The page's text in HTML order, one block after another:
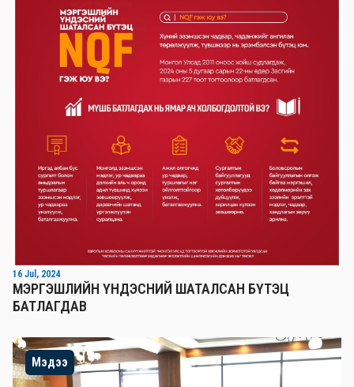
16 Jul, 2024
МЭРГЭШЛИЙН ҮНДЭСНИЙ ШАТАЛСАН БҮТЭЦ
БАТЛАГДАВ
Мэдээ